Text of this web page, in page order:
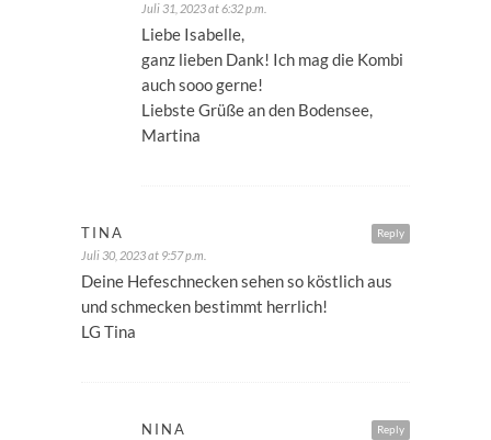
Juli 31, 2023 at 6:32 p.m.
Liebe Isabelle,
ganz lieben Dank! Ich mag die Kombi
auch sooo gerne!
Liebste Grüße an den Bodensee,
Martina
Reply
TINA
Juli 30, 2023 at 9:57 p.m.
Deine Hefeschnecken sehen so köstlich aus
und schmecken bestimmt herrlich!
LG Tina
Reply
NINA